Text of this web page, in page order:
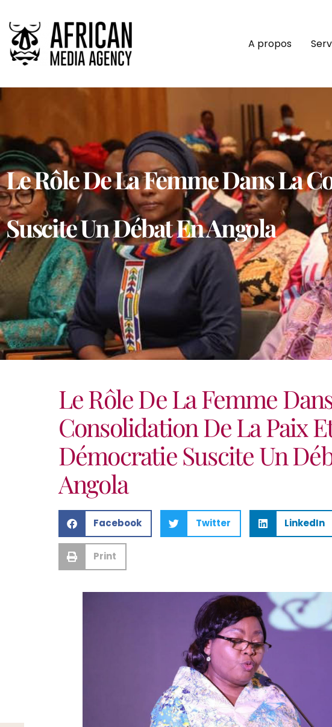
A propos
Le Rôle De La Femme Dans La
Suscite Un Débat En Angola
Le Rôle De La Femme
Consolidation De La Paix
Démocratie Suscite Un
Angola
Facebook Twitter LinkedIn
Print